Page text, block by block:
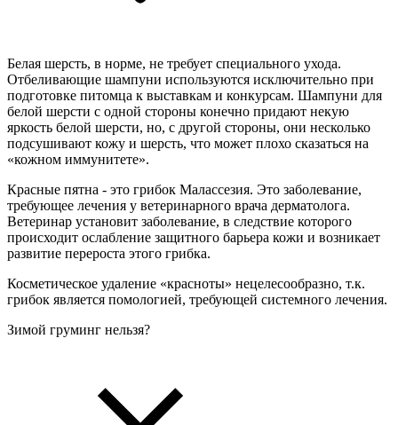
Белая шерсть, в норме, не требует специального ухода.
Отбеливающие шампуни используются исключительно при
подготовке питомца к выставкам и конкурсам. Шампуни для
белой шерсти с одной стороны конечно придают некую
яркость белой шерсти, но, с другой стороны, они несколько
подсушивают кожу и шерсть, что может плохо сказаться на
«кожном иммунитете».
Красные пятна - это грибок Малассезия. Это заболевание,
требующее лечения у ветеринарного врача дерматолога.
Ветеринар установит заболевание, в следствие которого
происходит ослабление защитного барьера кожи и возникает
развитие перероста этого грибка.
Косметическое удаление «красноты» нецелесообразно, т.к.
грибок является помологией, требующей системного лечения.
Зимой груминг нельзя?